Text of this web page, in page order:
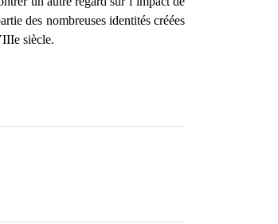
des nombreuses identités créées
siècle.